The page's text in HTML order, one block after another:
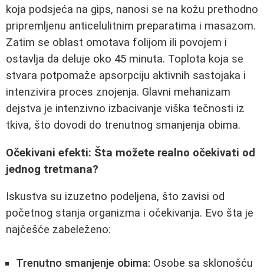
koja podsjeća na gips, nanosi se na kožu prethodno
pripremljenu anticelulitnim preparatima i masazom.
Zatim se oblast omotava folijom ili povojem i
ostavlja da deluje oko 45 minuta. Toplota koja se
stvara potpomaže apsorpciju aktivnih sastojaka i
intenzivira proces znojenja. Glavni mehanizam
dejstva je intenzivno izbacivanje viška tečnosti iz
tkiva, što dovodi do trenutnog smanjenja obima.
Očekivani efekti: Šta možete realno očekivati od
jednog tretmana?
Iskustva su izuzetno podeljena, što zavisi od
početnog stanja organizma i očekivanja. Evo šta je
najčešće zabeleženo:
Trenutno smanjenje obima: Osobe sa sklonošću